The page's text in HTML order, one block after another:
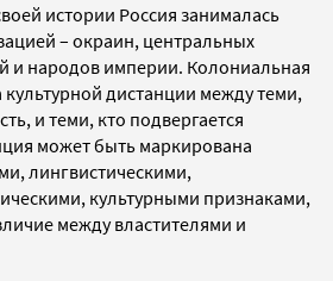
истории Россия занималась
– окраин, центральных
и народов империи. Колониальная
культурной дистанции между теми,
и теми, кто подвергается
может быть маркирована
лингвистическими,
культурными признаками,
между властителями и